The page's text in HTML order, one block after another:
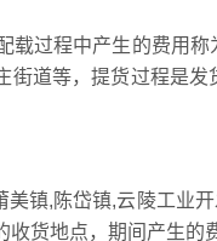
载过程中产生的费用
道等，提货过程是发
镇,陈岱镇,云陵工业
货地点，期间产生的